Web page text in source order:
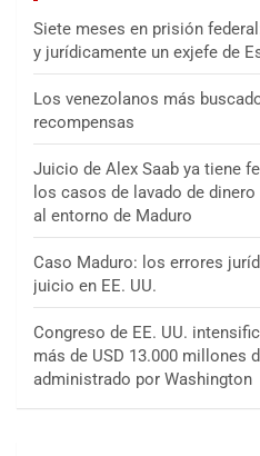
Siete meses en prisión
y jurídicamente un exjefe de
Los venezolanos más
recompensas
Juicio de Alex Saab ya tiene
los casos de lavado de
al entorno de Maduro
Caso Maduro: los errores
juicio en EE. UU.
Congreso de EE. UU.
más de USD 13.000 millones
administrado por Washington